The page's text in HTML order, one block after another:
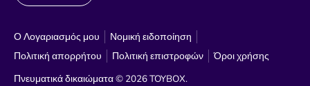
Ο Λογαριασμός μου
Νομική ειδοποίηση
Πολιτική απορρήτου
Πολιτική επιστροφών
Όροι χρήσης
Πνευματικά δικαιώματα © 2026TOYBOX.